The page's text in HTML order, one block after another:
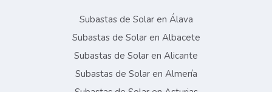
Subastas de Solar en Álava
Subastas de Solar en Albacete
Subastas de Solar en Alicante
Subastas de Solar en Almería